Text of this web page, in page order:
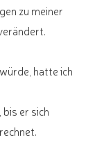
zu meiner
hatte ich
bis er sich